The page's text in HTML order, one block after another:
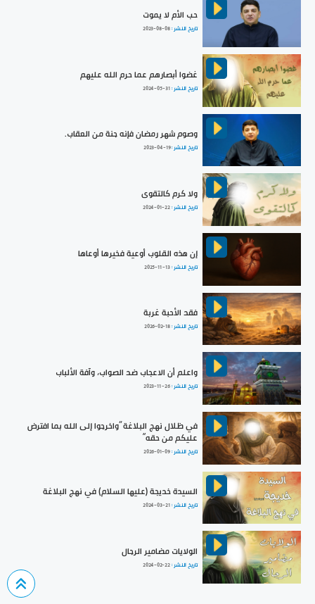
حب الأم لا يموت
تاريخ النشر :2023-08-08
غضوا أبصارهم عما حرم الله عليهم
تاريخ النشر :2024-05-31
وصوم شهر رمضان فإنه جنة من العقاب.
تاريخ النشر :2023-04-19
ولا كرم كالتقوى
تاريخ النشر :2024-01-22
إن هذه القلوب أوعية فخيرها أوعاها
تاريخ النشر :2025-11-13
فقد الأحبة غربة
تاريخ النشر :2026-02-18
واعلم أن الاعجاب ضد الصواب، وآفة الألباب
تاريخ النشر :2023-11-26
في ظلال نهج البلاغة ”واخرجوا إلى الله بما افترض
عليكم من حقه“
تاريخ النشر :2026-01-09
السيدة خديجة (عليها السلام) في نهج البلاغة
تاريخ النشر :2024-03-21
الولايات مضامير الرجال
تاريخ النشر :2024-02-22